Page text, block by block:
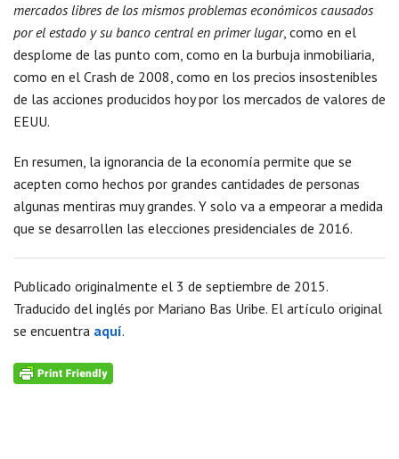
mercados libres de los mismos problemas económicos causados
por el estado y su banco central en primer lugar, como en el
desplome de las punto com, como en la burbuja inmobiliaria,
como en el Crash de 2008, como en los precios insostenibles
de las acciones producidos hoy por los mercados de valores de
EEUU.
En resumen, la ignorancia de la economía permite que se
acepten como hechos por grandes cantidades de personas
algunas mentiras muy grandes. Y solo va a empeorar a medida
que se desarrollen las elecciones presidenciales de 2016.
Publicado originalmente el 3 de septiembre de 2015.
Traducido del inglés por Mariano Bas Uribe. El artículo original
se encuentra aquí.